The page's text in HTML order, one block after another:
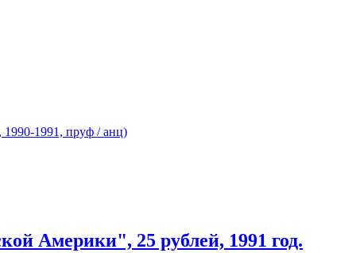
Америки", 25 рублей, 1991 год.